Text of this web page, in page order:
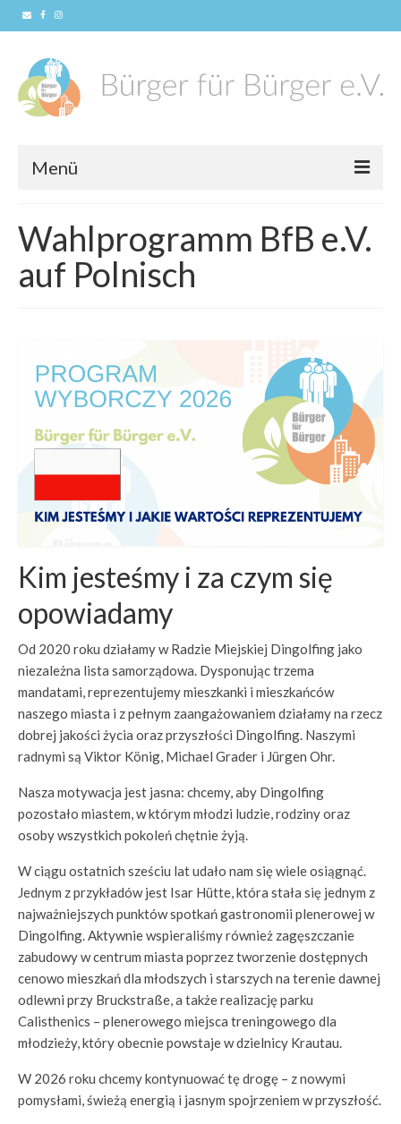
Menü
News
Konzept
Mitglied werden
Stadträte
Spenden
Wahlprogramm 2026
Wahlprogramm BfB e.V.
auf Polnisch
Kim jesteśmy i za czym się
opowiadamy
Od 2020 roku działamy w Radzie Miejskiej Dingolfing jako
niezależna lista samorządowa. Dysponując trzema
mandatami, reprezentujemy mieszkanki i mieszkańców
naszego miasta i z pełnym zaangażowaniem działamy na rzecz
dobrej jakości życia oraz przyszłości Dingolfing. Naszymi
radnymi są Viktor König, Michael Grader i Jürgen Ohr.
Nasza motywacja jest jasna: chcemy, aby Dingolfing
pozostało miastem, w którym młodzi ludzie, rodziny oraz
osoby wszystkich pokoleń chętnie żyją.
W ciągu ostatnich sześciu lat udało nam się wiele osiągnąć.
Jednym z przykładów jest Isar Hütte, która stała się jednym z
najważniejszych punktów spotkań gastronomii plenerowej w
Dingolfing. Aktywnie wspieraliśmy również zagęszczanie
zabudowy w centrum miasta poprzez tworzenie dostępnych
cenowo mieszkań dla młodszych i starszych na terenie dawnej
odlewni przy Bruckstraße, a także realizację parku
Calisthenics – plenerowego miejsca treningowego dla
młodzieży, który obecnie powstaje w dzielnicy Krautau.
W 2026 roku chcemy kontynuować tę drogę – z nowymi
pomysłami, świeżą energią i jasnym spojrzeniem w przyszłość.